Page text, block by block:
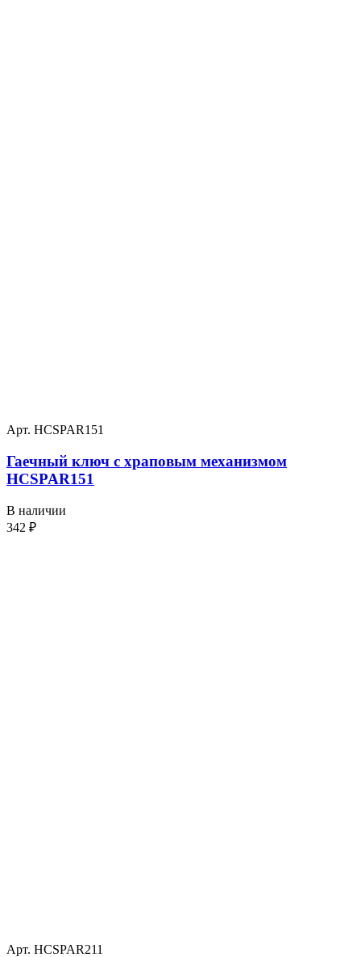
Арт. HCSPAR151
Гаечный ключ с храповым механизмом
HCSPAR151
В наличии
342 ₽
Арт. HCSPAR211